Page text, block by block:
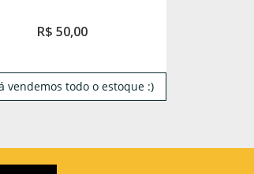
R$ 50,00
vendemos todo o estoque :)